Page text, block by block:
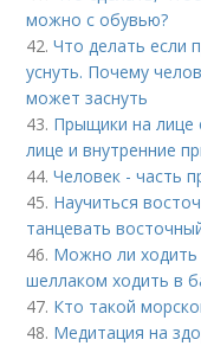
можно с обувью?
42.Что делать если
уснуть. Почему
может заснуть
43. Прыщики на лице
лице и внутренние
44.Человек - часть
45. Научиться
танцевать
46. Можно ли
шеллаком ходить в
47. Кто такой
48. Медитация на